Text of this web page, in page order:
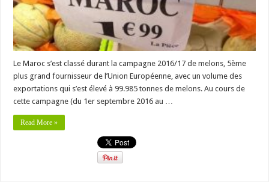
Le Maroc s’est classé durant la campagne 2016/17 de melons, 5ème
plus grand fournisseur de l’Union Européenne, avec un volume des
exportations qui s’est élevé à 99.985 tonnes de melons. Au cours de
cette campagne (du 1er septembre 2016 au …
Read More »